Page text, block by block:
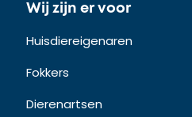
Wij zijn er voor
Huisdiereigenaren
Fokkers
Dierenartsen